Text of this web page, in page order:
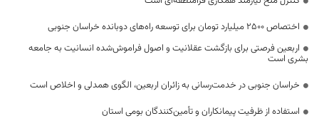
اختصاص 2500 میلیارد تومان برای توسعه راه‌های دوبانده خراسان جنوبی
اربعین فرصتی برای بازگشت عقلانیت و اصول فراموش‌شده انسانیت به جامعه
بشری است
خراسان جنوبی در خدمت‌رسانی به زائران اربعین، الگوی همدلی و اخلاص است
استفاده از ظرفیت پیمانکاران و تأمین‌کنندگان بومی استان